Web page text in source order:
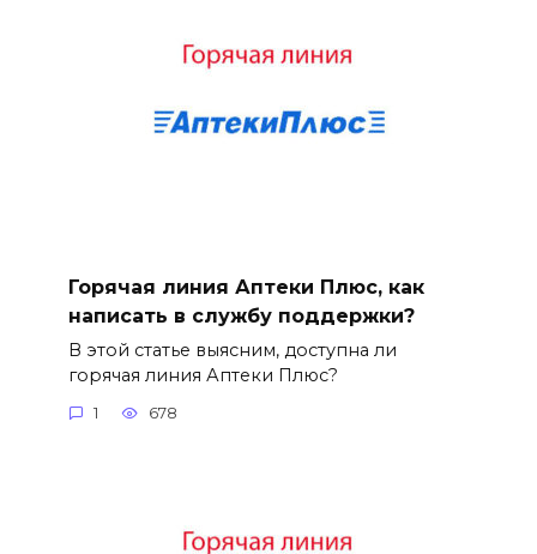
Горячая линия Аптеки Плюс, как
написать в службу поддержки?
В этой статье выясним, доступна ли
горячая линия Аптеки Плюс?
1 678